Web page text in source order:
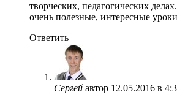
творческих, педагогических
очень полезные, интересные
Ответить
Сергей автор 12.05.2016 в